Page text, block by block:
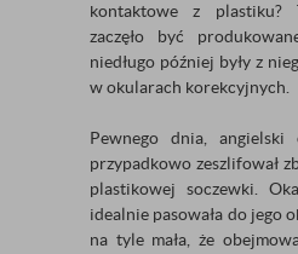
kontaktowe z plastiku?
zaczęło być
niedługo później były z
w okularach korekcyjnych.
Pewnego dnia,
przypadkowo zeszlifował
plastikowej soczewki.
idealnie pasowała do jego
na tyle mała, że